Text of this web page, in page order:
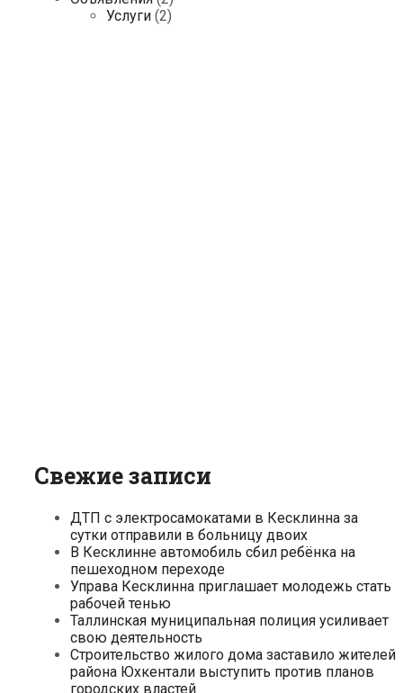
Услуги (2)
Свежие записи
ДТП с электросамокатами в Кесклинна за
сутки отправили в больницу двоих
В Кесклинне автомобиль сбил ребёнка на
пешеходном переходе
Управа Кесклинна приглашает молодежь стать
рабочей тенью
Таллинская муниципальная полиция усиливает
свою деятельность
Строительство жилого дома заставило жителей
района Юхкентали выступить против планов
городских властей